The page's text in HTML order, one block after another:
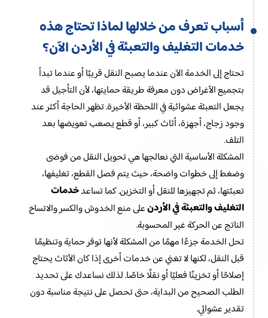
أسباب تعرف من خلالها لماذا تحتاج هذه
خدمات التغليف والتعبئة في الأردنالآن؟
تحتاج إلى الخدمة الآن عندما يصبح النقل قريبًا أو عندما تبدأ
بتجميع الأغراض دون معرفة طريقة حمايتها، لأن التأجيل قد
يجعل التعبئة عشوائية في اللحظة الأخيرة. تظهر الحاجة أكثر عند
وجود زجاج، أجهزة، أثاث كبير، أو قطع يصعب تعويضها بعد
التلف.
المشكلة الأساسية التي نعالجها هي تحويل النقل من فوضى
وضغط إلى خطوات واضحة، حيث يتم فصل القطع، تغليفها،
تعبئتها، ثم تجهيزها للنقل أو التخزين. كما تساعدخدمات
التغليف والتعبئة في الأردنعلى منع الخدوش والكسر والاتساخ
الناتج عن الحركة غير المحسوبة.
تحل الخدمة جزءًا مهمًا من المشكلة لأنها توفر حماية وتنظيمًا
قبل النقل، لكنها لا تغني عن خدمات أخرى إذا كان الأثاث يحتاج
إصلاحًا أو تخزينًا فعليًا أو نقلًا خاصًا. لذلك نساعدك على تحديد
الطلب الصحيح من البداية، حتى تحصل على نتيجة مناسبة دون
تقدير عشوائي.